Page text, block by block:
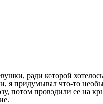
ради которой
я придумывал что-то
потом проводили ее на